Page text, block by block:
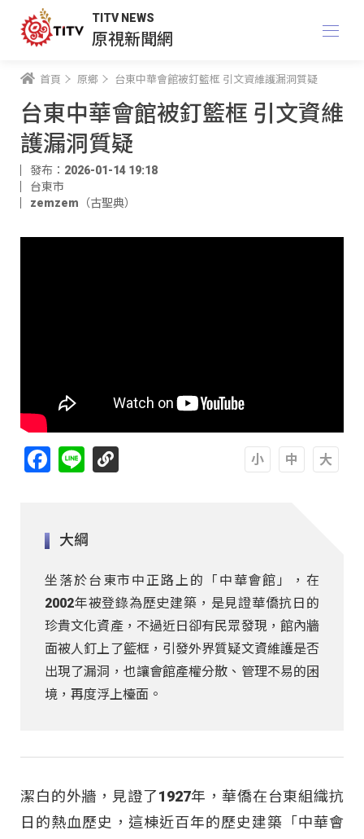
TITV NEWS
原視新聞網
首頁 原鄉 台東中華會館被釘籃框 引文資維護漏洞質疑
台東中華會館被釘籃框 引文資維
護漏洞質疑
發布：2026-01-14 19:18
台東市
zemzem（古聖典）
Facebook
Line
大綱
坐落於台東市中正路上的「中華會館」，在
2002年被登錄為歷史建築，是見證華僑抗日的
珍貴文化資產，不過近日卻有民眾發現，館內牆
面被人釘上了籃框，引發外界質疑文資維護是否
出現了漏洞，也讓會館產權分散、管理不易的困
境，再度浮上檯面。
潔白的外牆，見證了1927年，華僑在台東組織抗
日的熱血歷史，這棟近百年的歷史建築「中華會